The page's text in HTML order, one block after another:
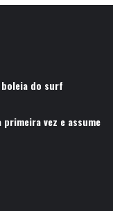
boleia do surf
vez e assume